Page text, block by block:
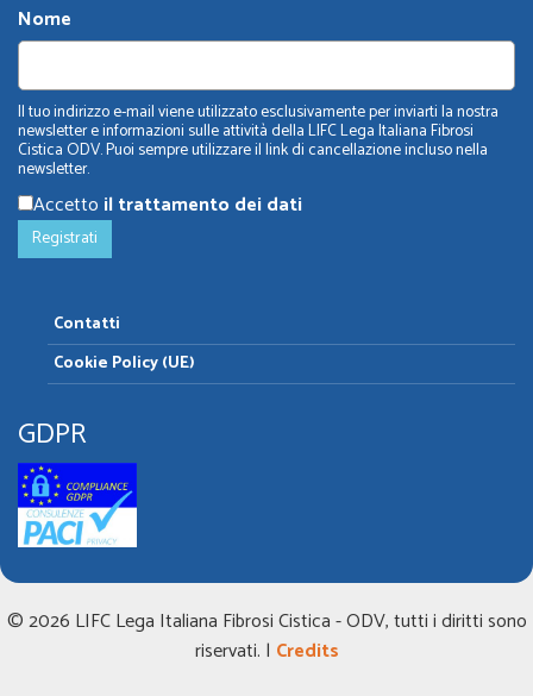
Nome
Il tuo indirizzo e-mail viene utilizzato esclusivamente per inviarti la nostra
newsletter e informazioni sulle attività della LIFC Lega Italiana Fibrosi
Cistica ODV. Puoi sempre utilizzare il link di cancellazione incluso nella
newsletter.
Accetto il trattamento dei dati
Contatti
Cookie Policy (UE)
GDPR
© 2026 LIFC Lega Italiana Fibrosi Cistica - ODV, tutti i diritti sono
riservati. | Credits